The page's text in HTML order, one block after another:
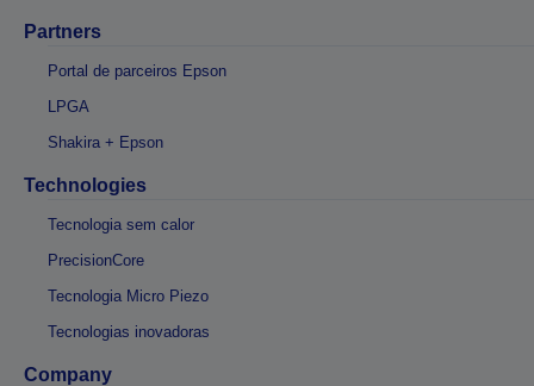
Partners
Portal de parceiros Epson
LPGA
Shakira + Epson
Technologies
Tecnologia sem calor
PrecisionCore
Tecnologia Micro Piezo
Tecnologias inovadoras
Company